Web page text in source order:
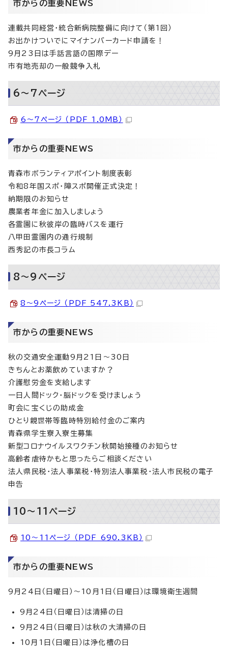
市からの重要NEWS
連載共同経営・統合新病院整備に向けて（第1回）
お出かけついでにマイナンバーカード申請を！
9月23日は手話言語の国際デー
市有地売却の一般競争入札
6～7ページ
6～7ページ （PDF 1.0MB）
市からの重要NEWS
青森市ボランティアポイント制度表彰
令和8年国スポ・障スポ開催正式決定！
納期限のお知らせ
農業者年金に加入しましょう
各霊園に秋彼岸の臨時バスを運行
八甲田霊園内の通行規制
西秀記の市長コラム
8～9ページ
8～9ページ （PDF 547.3KB）
市からの重要NEWS
秋の交通安全運動9月21日～30日
きちんとお薬飲めていますか？
介護慰労金を支給します
一日人間ドック・脳ドックを受けましょう
町会に宝くじの助成金
ひとり親世帯等臨時特別給付金のご案内
青森県学生寮入寮生募集
新型コロナウイルスワクチン秋開始接種のお知らせ
高齢者虐待かもと思ったらご相談ください
法人県民税・法人事業税・特別法人事業税・法人市民税の電子
申告
10～11ページ
10～11ページ （PDF 690.3KB）
市からの重要NEWS
9月24日（日曜日）～10月1日（日曜日）は環境衛生週間
9月24日（日曜日）は清掃の日
9月24日（日曜日）は秋の大清掃の日
10月1日（日曜日）は浄化槽の日